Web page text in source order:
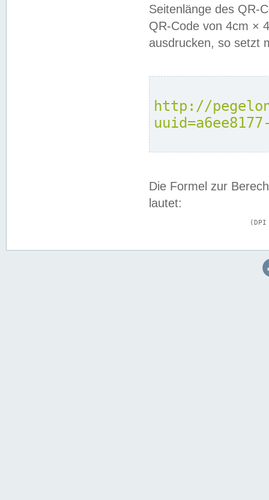
Seitenlänge des QR-
QR-Code von 4cm ×
ausdrucken, so setzt
http://
Die Formel zur
lautet: